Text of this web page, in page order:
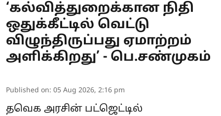
‘கல்வித்துறைக்கான நிதி
ஒதுக்கீட்டில் வெட்டு
விழுந்திருப்பது ஏமாற்றம்
அளிக்கிறது’ - பெ.சண்முகம்
Published on: 05 Aug 2026, 2:16 pm
தவெக அரசின் பட்ஜெட்டில்